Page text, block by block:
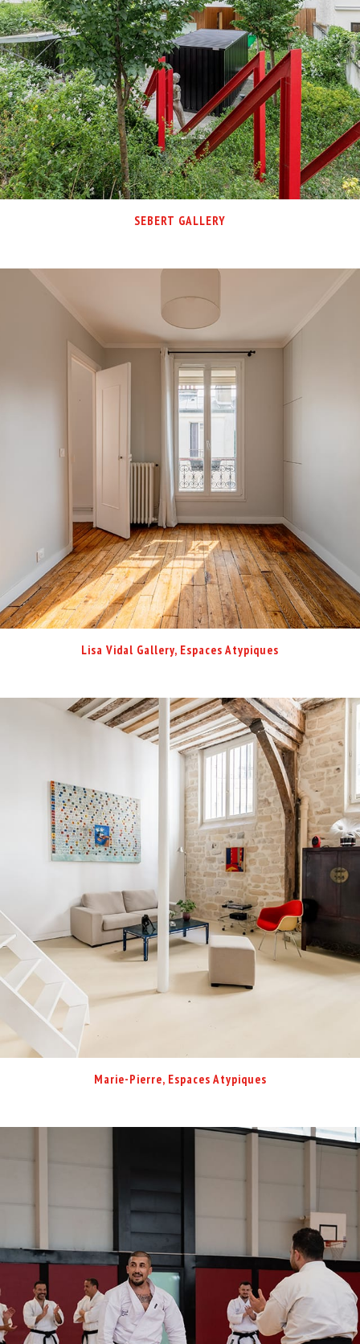
SEBERT GALLERY
Lisa Vidal Gallery, Espaces Atypiques
Marie-Pierre, Espaces Atypiques